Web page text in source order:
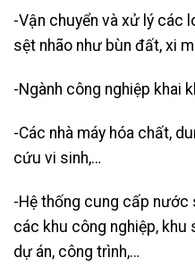
-Vận chuyển và xử lý các
sệt nhão như bùn đất, xi
-Ngành công nghiệp khai
-Các nhà máy hóa chất,
cứu vi sinh,…
-Hệ thống cung cấp
các khu công nghiệp, khu
dự án, công trình,…